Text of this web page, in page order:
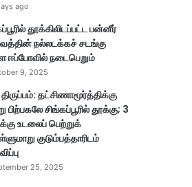
ago
தூக்கிலிடப்பட்ட பன்னீர்
நல்லடக்கச் சடங்கு
ஈப்போவில் நடைபெறும்
9, 2025
திருப்பம்: தட்சிணாமூர்த்திக்கு
பிற்பகலே சிங்கப்பூரில் தூக்கு; 3
உடலைப் பெற்றுக்
குடும்பத்தாரிடம்
25, 2025